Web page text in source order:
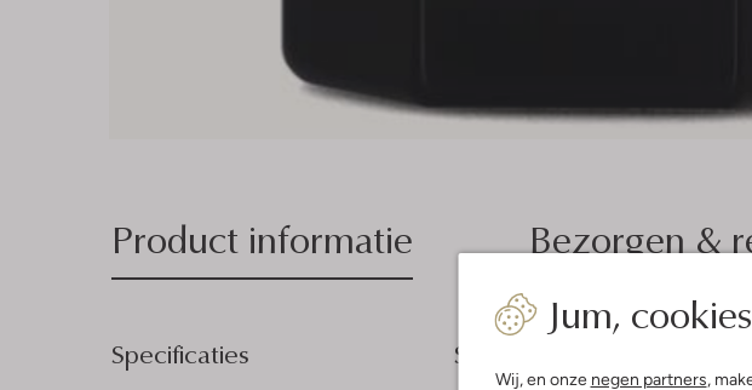
Jum,
Wij, en onze negen partners,
Product informatie Bezorgen &
Specificaties Samenstelling & Pasvorm